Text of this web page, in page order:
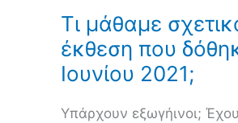
Τι μάθαμε
έκθεση που
Ιουνίου 2021;
Υπάρχουν εξωγήινοι;